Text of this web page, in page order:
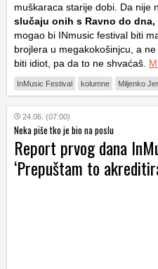
muškaraca starije dobi. Da nije
slučaju onih s Ravno do
mogao bi INmusic festival biti
brojlera u megakokošinjcu, a
biti idiot, pa da to ne shvaćaš.
InMusic Festival kolumne Miljenko
24.06. (07:00)
Neka piše tko je bio na poslu
Report prvog dana
‘Prepuštam to